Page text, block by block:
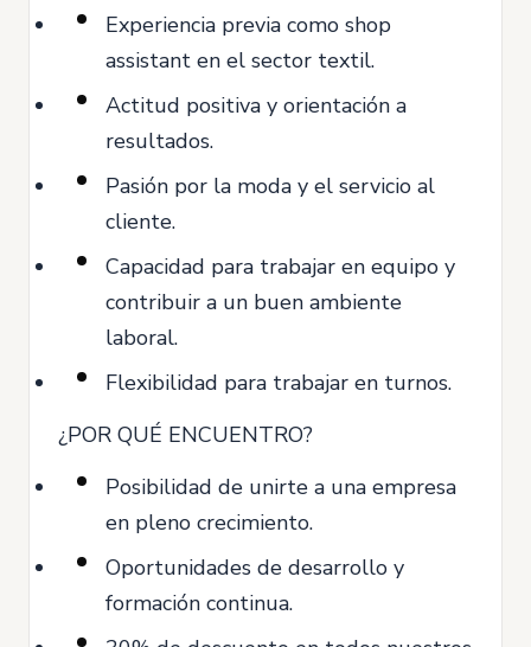
Experiencia previa como shop
assistant en el sector textil.
Actitud positiva y orientación a
resultados.
Pasión por la moda y el servicio al
cliente.
Capacidad para trabajar en equipo y
contribuir a un buen ambiente
laboral.
Flexibilidad para trabajar en turnos.
¿POR QUÉ ENCUENTRO?
Posibilidad de unirte a una empresa
en pleno crecimiento.
Oportunidades de desarrollo y
formación continua.